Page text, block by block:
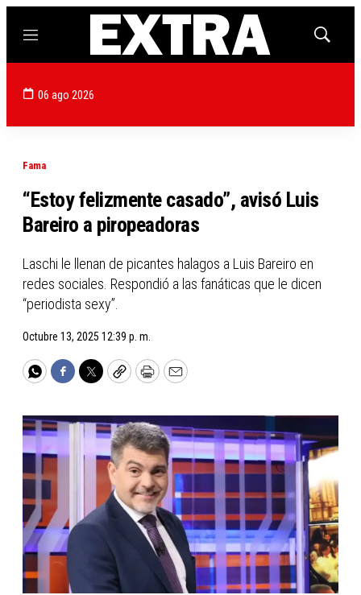
Menú
Mostrar
06 ago 2026
Fama
“Estoy felizmente casado”, avisó Luis
Bareiro a piropeadoras
Laschi le llenan de picantes halagos a Luis Bareiro en
redes sociales. Respondió a las fanáticas que le dicen
“periodista sexy”.
Octubre 13, 2025 12:39 p. m.
WhatsApp
Facebook
TwitterCopyPrintEmail